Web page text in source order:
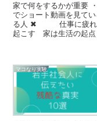
家で何をするかが重要
でショート動画を見
る人 ✖ 仕事に疲れて
起こす 家は生活の
マコなり実験